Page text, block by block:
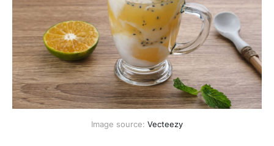
Image source: Vecteezy